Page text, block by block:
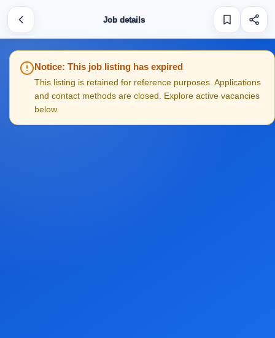
Job details
Notice: This job listing has expired
This listing is retained for reference purposes. Applications
and contact methods are closed. Explore active vacancies
below.